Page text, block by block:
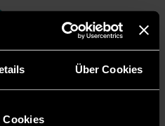
Über Cookies
Cookies